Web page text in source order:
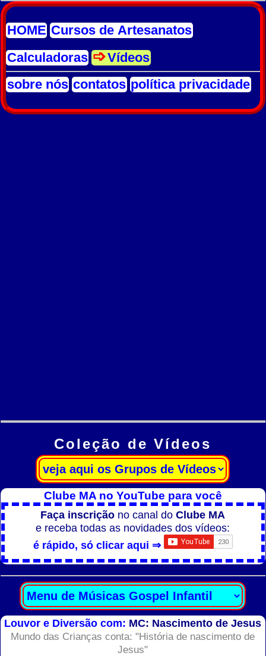
HOME Cursos de Artesanatos
Calculadoras
Vídeos
sobre nós contatos política privacidade
Coleção de Vídeos
Clube MA no YouTube para você
Faça inscrição no canal doClube MA
e receba todas as novidades dos vídeos:
é rápido, só clicar aqui ⇒
Louvor e Diversão com: MC: Nascimento de Jesus
Mundo das Crianças conta: "História de nascimento de
Jesus"